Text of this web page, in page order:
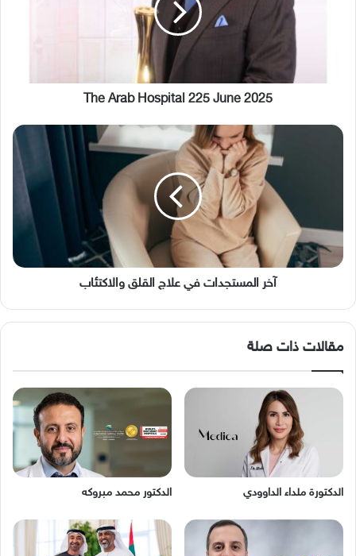
The Arab Hospital 225 June 2025
آخر
آخر المستجدات في علاج القلق والاكتئاب
مقالات ذات صلة
الدكتورة ملداء الداوودي الدكتور محمد مبروكه